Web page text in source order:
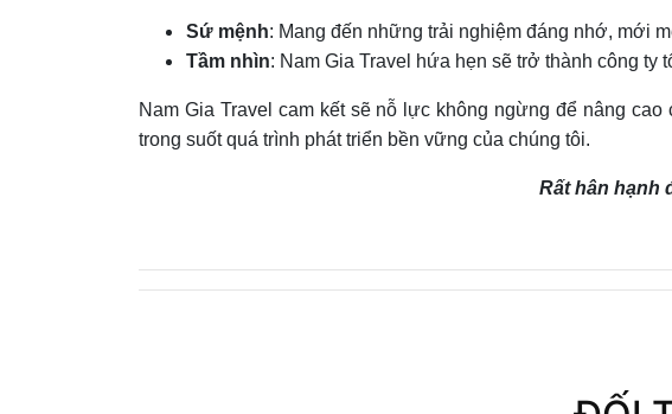
Sứ mệnh: Mang đến những trải nghiệm đáng nhớ, mới
Tầm nhìn: Nam Gia Travel hứa hẹn sẽ trở thành công ty
Nam Gia Travel cam kết sẽ nỗ lực không ngừng để nâng
trong suốt quá trình phát triển bền vững của chúng tôi.
Rất hân hạnh